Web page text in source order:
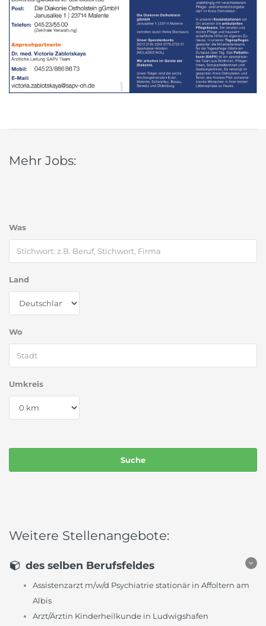
Mehr Jobs:
Was
Land
Wo
Umkreis
Weitere Stellenangebote:
des selben Berufsfeldes
Assistenzarzt m/w/d Psychiatrie stationär in Affoltern am
Albis
Arzt/Ärztin Kinderheilkunde in Ludwigshafen